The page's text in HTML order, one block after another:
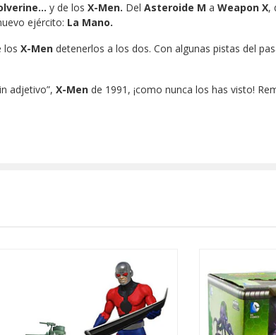
y de los X-Men. Del Asteroide M a Weapon X,
ejército: La Mano.
los X-Men detenerlos a los dos. Con algunas pistas del
adjetivo”, X-Men de 1991, ¡como nunca los has visto!